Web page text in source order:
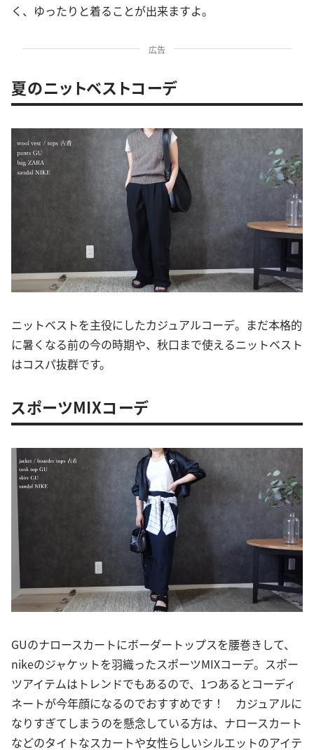
く、ゆったりと着ることが出来ますよ。
広告
夏のニットベストコーデ
ニットベストを主役にしたカジュアルコーデ。まだ本格的
に暑くなる前の今の時期や、秋口まで使えるニットベスト
はコスパ抜群です。
スポーツMIXコーデ
GUのナロースカートにボーダートップスを腰巻きして、
nikeのジャケットを羽織ったスポーツMIXコーデ。スポー
ツアイテムはトレンドでもあるので、1つあるとコーディ
ネートが今年顔になるのでおすすめです！ カジュアルに
なりすぎてしまうのを懸念している方は、ナロースカート
などのタイトなスカートや女性らしいシルエットのアイテ